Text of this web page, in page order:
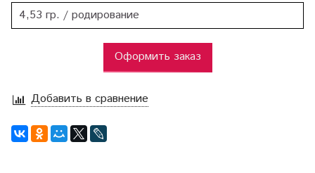
4,53 гр. / родирование
Оформить заказ
Добавить в сравнение